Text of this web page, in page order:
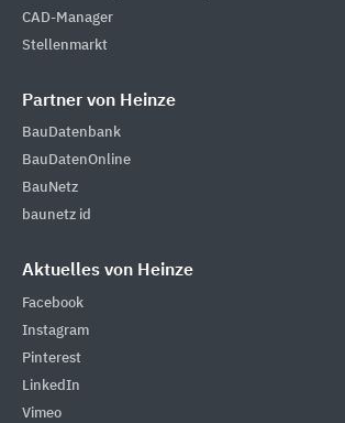
CAD-Manager
Stellenmarkt
Partner von Heinze
BauDatenbank
BauDatenOnline
BauNetz
baunetz id
Aktuelles von Heinze
Facebook
Instagram
Pinterest
LinkedIn
Vimeo